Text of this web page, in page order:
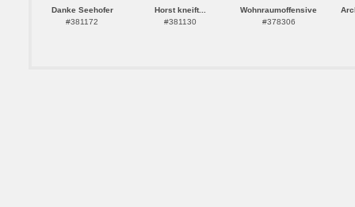
Danke Seehofer
#381172
Horst kneift...
#381130
Wohnraumoffensive
#378306